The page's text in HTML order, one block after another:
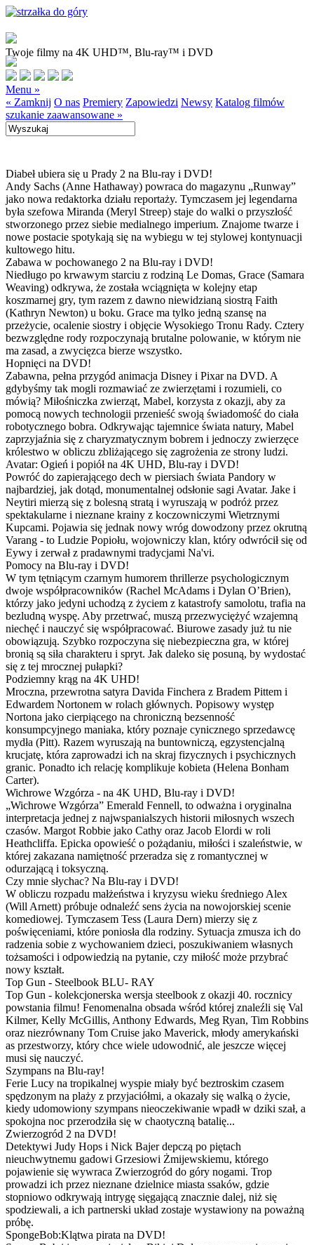
Twoje filmy na 4K UHD™, Blu-ray™ i DVD
Menu »
« Zamknij O nas Premiery Zapowiedzi Newsy Katalog filmów
szukanie zaawansowane »
Diabeł ubiera się u Prady 2 na Blu-ray i DVD!
Andy Sachs (Anne Hathaway) powraca do magazynu „Runway”
jako nowa redaktorka działu reportaży. Tymczasem jej legendarna
była szefowa Miranda (Meryl Streep) staje do walki o przyszłość
stworzonego przez siebie medialnego imperium. Znajome twarze i
nowe postacie spotykają się na wybiegu w tej stylowej kontynuacji
kultowego hitu.
Zabawa w pochowanego 2 na Blu-ray i DVD!
Niedługo po krwawym starciu z rodziną Le Domas, Grace (Samara
Weaving) odkrywa, że została wciągnięta w kolejny etap
koszmarnej gry, tym razem z dawno niewidzianą siostrą Faith
(Kathryn Newton) u boku. Grace ma tylko jedną szansę na
przeżycie, ocalenie siostry i objęcie Wysokiego Tronu Rady. Cztery
bezwzględne rody rozpoczynają brutalne polowanie, w którym nie
ma zasad, a zwycięzca bierze wszystko.
Hopnięci na DVD!
Zabawna, pełna przygód animacja Disney i Pixar na DVD. A
gdybyśmy tak mogli rozmawiać ze zwierzętami i rozumieli, co
mówią? Miłośniczka zwierząt, Mabel, korzysta z okazji, aby za
pomocą nowych technologii przenieść swoją świadomość do ciała
robotycznego bobra. Odkrywając tajemnice świata natury, Mabel
zaprzyjaźnia się z charyzmatycznym bobrem i jednoczy zwierzęce
królestwo w obliczu zbliżającego się zagrożenia ze strony ludzi.
Avatar: Ogień i popiół na 4K UHD, Blu-ray i DVD!
Powróć do zapierającego dech w piersiach świata Pandory w
najbardziej, jak dotąd, monumentalnej odsłonie sagi Avatar. Jake i
Neytiri mierzą się z bolesną stratą i wyruszają w podróż przez
spektakularne i nieznane krainy z koczowniczymi Wietrznymi
Kupcami. Pojawia się jednak nowy wróg dowodzony przez okrutną
Varang - to Ludzie Popiołu, wojowniczy klan, który odwrócił się od
Eywy i zerwał z pradawnymi tradycjami Na'vi.
Pomocy na Blu-ray i DVD!
W tym tętniącym czarnym humorem thrillerze psychologicznym
dwoje współpracowników (Rachel McAdams i Dylan O’Brien),
którzy jako jedyni uchodzą z życiem z katastrofy samolotu, trafia na
bezludną wyspę. Aby przetrwać, muszą przezwyciężyć wzajemną
niechęć i nauczyć się współpracować. Biurowe zasady już tu nie
obowiązują. Szybko rozpoczyna się niebezpieczna gra, w której
bronią są siła charakteru i spryt. Jak daleko się posuną, by wydostać
się z tej mrocznej pułapki?
Podziemny krąg na 4K UHD!
Mroczna, przewrotna satyra Davida Finchera z Bradem Pittem i
Edwardem Nortonem w rolach głównych. Popisowy występ
Nortona jako cierpiącego na chroniczną bezsenność
konsumpcyjnego maniaka, który poznaje cynicznego sprzedawcę
mydła (Pitt). Razem wyruszają na buntowniczą, egzystencjalną
krucjatę, która zaprowadzi ich na skraj fizycznych i psychicznych
granic. Ponadto ich relację komplikuje kobieta (Helena Bonham
Carter).
Wichrowe Wzgórza - na 4K UHD, Blu-ray i DVD!
„Wichrowe Wzgórza” Emerald Fennell, to odważna i oryginalna
interpretacja jednej z najwspanialszych historii miłosnych wszech
czasów. Margot Robbie jako Cathy oraz Jacob Elordi w roli
Heathcliffa. Epicka opowieść o pożądaniu, miłości i szaleństwie, w
której zakazana namiętność przeradza się z romantycznej w
odurzającą i toksyczną.
Czy mnie słychac? Na Blu-ray i DVD!
W obliczu rozpadu małżeństwa i kryzysu wieku średniego Alex
(Will Arnett) próbuje odnaleźć sens życia na nowojorskiej scenie
komediowej. Tymczasem Tess (Laura Dern) mierzy się z
poświęceniami, które poniosła dla rodziny. Sytuacja zmusza ich do
radzenia sobie z wychowaniem dzieci, poszukiwaniem własnych
tożsamości i odpowiedzią na pytanie, czy miłość może przybrać
nowy kształt.
Top Gun - Steelbook BLU- RAY
Top Gun - kolekcjonerska wersja steelbook z okazji 40. rocznicy
powstania filmu! Fenomenalna obsada wśród której znaleźli się Val
Kilmer, Kelly McGillis, Anthony Edwards, Meg Ryan, Tim Robbins
oraz niezrównany Tom Cruise jako Maverick, młody amerykański
as przestworzy, który chce wiele udowodnić, ale jeszcze więcej
musi się nauczyć.
Szympans na Blu-ray!
Ferie Lucy na tropikalnej wyspie miały być beztroskim czasem
spędzonym na plaży z przyjaciółmi, a okazały się walką o życie,
kiedy udomowiony szympans nieoczekiwanie wpadł w dziki szał, a
spokojna noc przerodziła się w chaotyczną batalię...
Zwierzogród 2 na DVD!
Detektywi Judy Hops i Nick Bajer depczą po piętach
nieuchwytnemu gadowi Grzesiowi Żmijewskiemu, którego
pojawienie się wywraca Zwierzogród do góry nogami. Trop
prowadzi ich przez nieznane dzielnice miasta ssaków, gdzie
stopniowo odkrywają intrygę sięgającą znacznie dalej, niż się
spodziewali, a ich partnerski układ zostaje wystawiony na poważną
próbę.
SpongeBob:Klątwa pirata na DVD!